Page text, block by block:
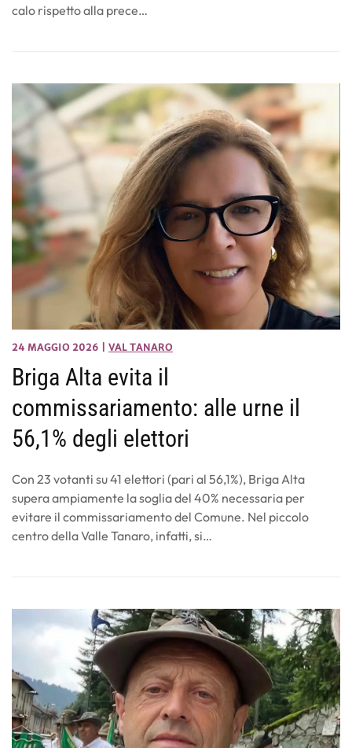
calo rispetto alla prece…
24 MAGGIO 2026 VAL TANARO
Briga Alta evita il
commissariamento: alle urne il
56,1% degli elettori
Con 23 votanti su 41 elettori (pari al 56,1%), Briga Alta
supera ampiamente la soglia del 40% necessaria per
evitare il commissariamento del Comune. Nel piccolo
centro della Valle Tanaro, infatti, si…